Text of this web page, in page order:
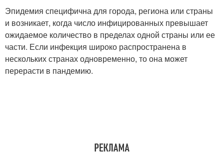
Эпидемия специфична для города, региона или страны
и возникает, когда число инфицированных превышает
ожидаемое количество в пределах одной страны или ее
части. Если инфекция широко распространена в
нескольких странах одновременно, то она может
перерасти в пандемию.